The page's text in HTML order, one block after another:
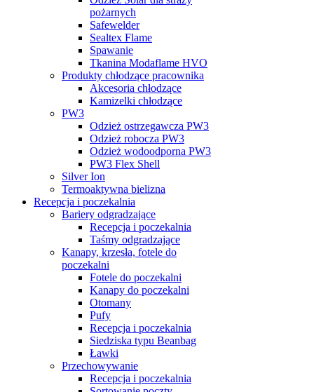
pożarnych
Safewelder
Sealtex Flame
Spawanie
Tkanina Modaflame HVO
Produkty chłodzące pracownika
Akcesoria chłodzące
Kamizelki chłodzące
PW3
Odzież ostrzegawcza PW3
Odzież robocza PW3
Odzież wodoodporna PW3
PW3 Flex Shell
Silver Ion
Termoaktywna bielizna
Recepcja i poczekalnia
Bariery odgradzające
Recepcja i poczekalnia
Taśmy odgradzające
Kanapy, krzesła, fotele do
poczekalni
Fotele do poczekalni
Kanapy do poczekalni
Otomany
Pufy
Recepcja i poczekalnia
Siedziska typu Beanbag
Ławki
Przechowywanie
Recepcja i poczekalnia